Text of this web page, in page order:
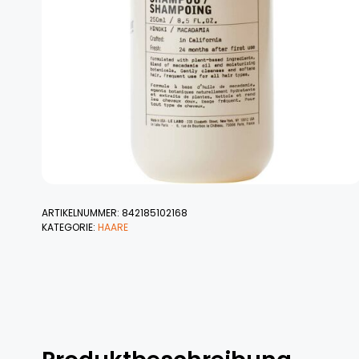
ARTIKELNUMMER: 842185102168
KATEGORIE: HAARE